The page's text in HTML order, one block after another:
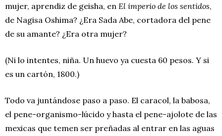
mujer, aprendiz de geisha, en El imperio de los sentidos,
de Nagisa Oshima? ¿Era Sada Abe, cortadora del pene
de su amante? ¿Era otra mujer?
(Ni lo intentes, niña. Un huevo ya cuesta 60 pesos. Y si
es un cartón, 1800.)
Todo va juntándose paso a paso. El caracol, la babosa,
el pene-organismo-lúcido y hasta el pene-ajolote de las
mexicas que temen ser preñadas al entrar en las aguas